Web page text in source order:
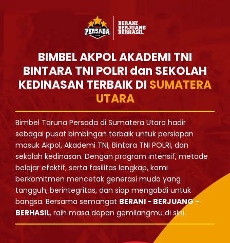
BIMBEL AKPOL AKADEMI TNI
BINTARA TNI POLRI dan SEKOLAH
KEDINASAN TERBAIK DI SUMATERA
UTARA
Bimbel Taruna Persada di Sumatera Utara hadir
sebagai pusat bimbingan terbaik untuk persiapan
masuk Akpol, Akademi TNI, Bintara TNI POLRI, dan
sekolah kedinasan. Dengan program intensif, metode
belajar efektif, serta fasilitas lengkap, kami
berkomitmen mencetak generasi muda yang
tangguh, berintegritas, dan siap mengabdi untuk
bangsa. Bersama semangat BERANI - BERJUANG -
BERHASIL, raih masa depan gemilangmu di sini.